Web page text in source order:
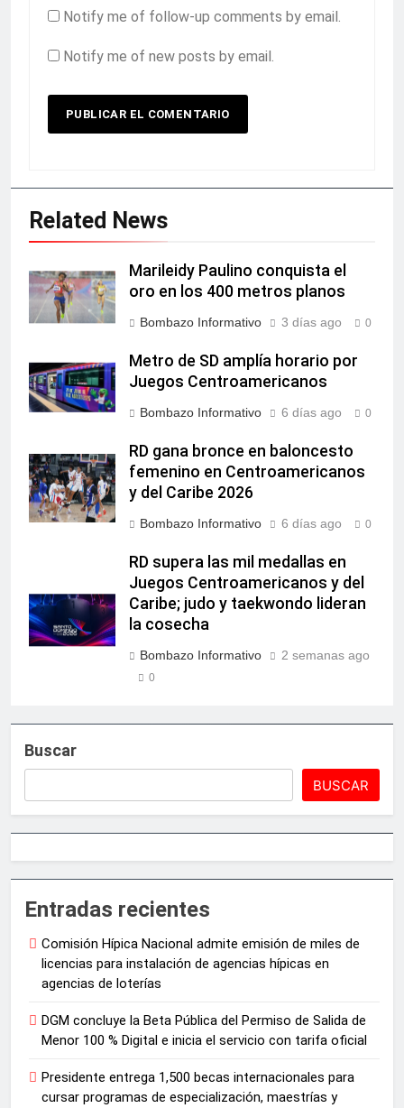
Notify me of follow-up comments by email.
Notify me of new posts by email.
Related News
Marileidy Paulino conquista el
oro en los 400 metros planos
Bombazo Informativo 3 días ago 0
Metro de SD amplía horario por
Juegos Centroamericanos
Bombazo Informativo 6 días ago 0
RD gana bronce en baloncesto
femenino en Centroamericanos
y del Caribe 2026
Bombazo Informativo 6 días ago 0
RD supera las mil medallas en
Juegos Centroamericanos y del
Caribe; judo y taekwondo lideran
la cosecha
Bombazo Informativo 2 semanas ago
0
Buscar
BUSCAR
Entradas recientes
Comisión Hípica Nacional admite emisión de miles de
licencias para instalación de agencias hípicas en
agencias de loterías
DGM concluye la Beta Pública del Permiso de Salida de
Menor 100 % Digital e inicia el servicio con tarifa oficial
Presidente entrega 1,500 becas internacionales para
cursar programas de especialización, maestrías y